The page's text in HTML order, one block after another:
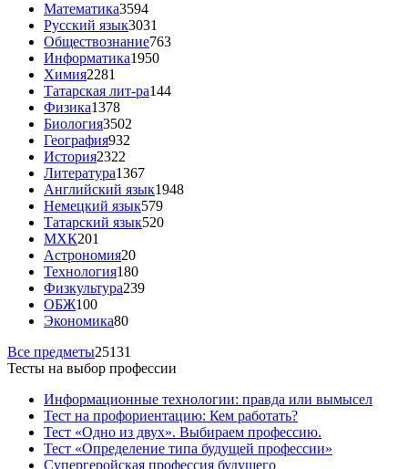
Математика3594
Русский язык3031
Обществознание763
Информатика1950
Химия2281
Татарская лит-ра144
Физика1378
Биология3502
География932
История2322
Литература1367
Английский язык1948
Немецкий язык579
Татарский язык520
МХК201
Астрономия20
Технология180
Физкультура239
ОБЖ100
Экономика80
Все предметы25131
Тесты на выбор профессии
Информационные технологии: правда или вымысел
Тест на профориентацию: Кем работать?
Тест «Одно из двух». Выбираем профессию.
Тест «Определение типа будущей профессии»
Супергеройская профессия будущего